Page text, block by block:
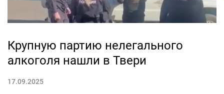
Крупную партию нелегального
алкоголя нашли в Твери
17.09.2025